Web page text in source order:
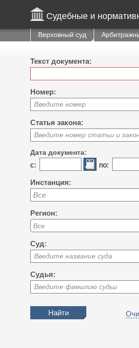
Судебные и
Верховный суд
Текст документа:
Номер:
Введите номер
Статья закона:
Введите номер статьи и
Дата документа:
с: по:
Инстанция:
Все
Регион:
Суд:
Введите название суда
Судья:
Введите фамилию судьи